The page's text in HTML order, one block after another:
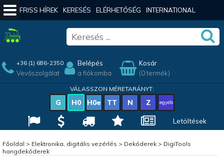
FRISS HÍREK KERESÉS ELÉRHETŐSÉG INTERNATIONAL
+36 (1) 686-2350
Vevőszolgálat
Belépés
a fiókomba
Kosár
(0 termék)
VÁLASSZON MÉRETARÁNYT:
G H0 H0e TT N Z egyéb
Letöltések
Főoldal > Elektronika, digitális vezérlés > Dekóderek> DigiTools
hangdekóderek